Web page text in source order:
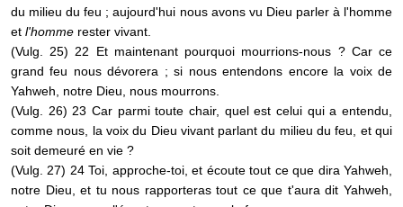
du milieu du feu ; aujourd'hui nous avons vu Dieu parler à l'homme
et l'homme rester vivant.
(Vulg. 25) 22 Et maintenant pourquoi mourrions-nous ? Car ce
grand feu nous dévorera ; si nous entendons encore la voix de
Yahweh, notre Dieu, nous mourrons.
(Vulg. 26) 23 Car parmi toute chair, quel est celui qui a entendu,
comme nous, la voix du Dieu vivant parlant du milieu du feu, et qui
soit demeuré en vie ?
(Vulg. 27) 24 Toi, approche-toi, et écoute tout ce que dira Yahweh,
notre Dieu, et tu nous rapporteras tout ce que t'aura dit Yahweh,